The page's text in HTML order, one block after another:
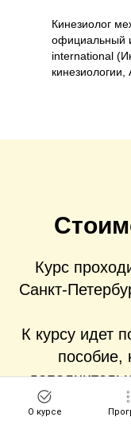
О курсе
Кинезиолог
официальный
international
кинезиологии,
Курс
Санкт-
К курсу идет
пособие,